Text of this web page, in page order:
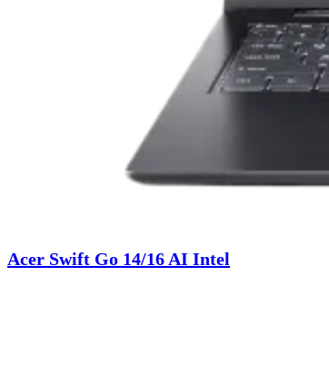
Acer Swift Go 14/16 AI Intel